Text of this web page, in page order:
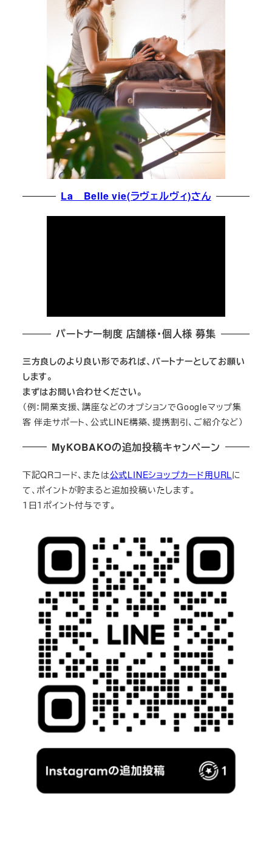
La Belle vie(ラヴェルヴィ)さん
パートナー制度 店舗様・個人様 募集
三方良しのより良い形であれば、パートナーとしてお願い
します。
まずはお問い合わせください。
（例：開業支援、講座などのオプションでGoogleマップ集
客 伴走サポート、公式LINE構築、提携割引、ご紹介など）
MyKOBAKOの追加投稿キャンペーン
下記QRコード、または公式LINEショップカード用URLに
て、ポイントが貯まると追加投稿いたします。
１日１ポイント付与です。